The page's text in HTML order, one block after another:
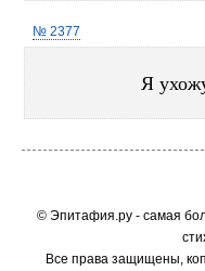
№ 2377
Я
© Эпитафия.ру - самая
Все права защищены,